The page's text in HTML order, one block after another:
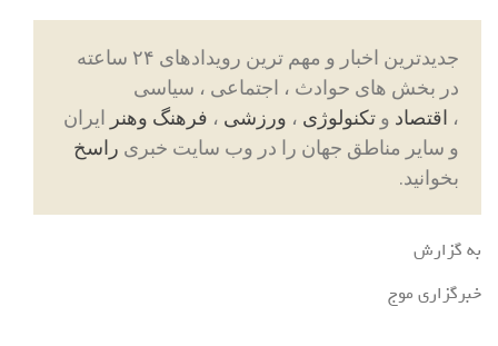
جدیدترین اخبار و مهم ترین رویدادهای ۲۴ ساعته
در بخش های حوادث ، اجتماعی ، سیاسی
، اقتصاد و تکنولوژی ، ورزشی ، فرهنگ وهنر ایران
و سایر مناطق جهان را در وب سایت خبری راسخ
بخوانید.
به گزارش
خبرگزاری موج